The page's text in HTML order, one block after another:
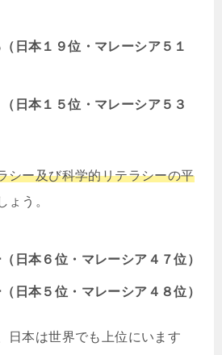
日本１９位・マレーシア５１
本１５位・マレーシア５３
シー及び科学的リテラシーの平
ょう。
日本６位・マレーシア４７位）
日本５位・マレーシア４８位）
日本は世界でも上位にいます